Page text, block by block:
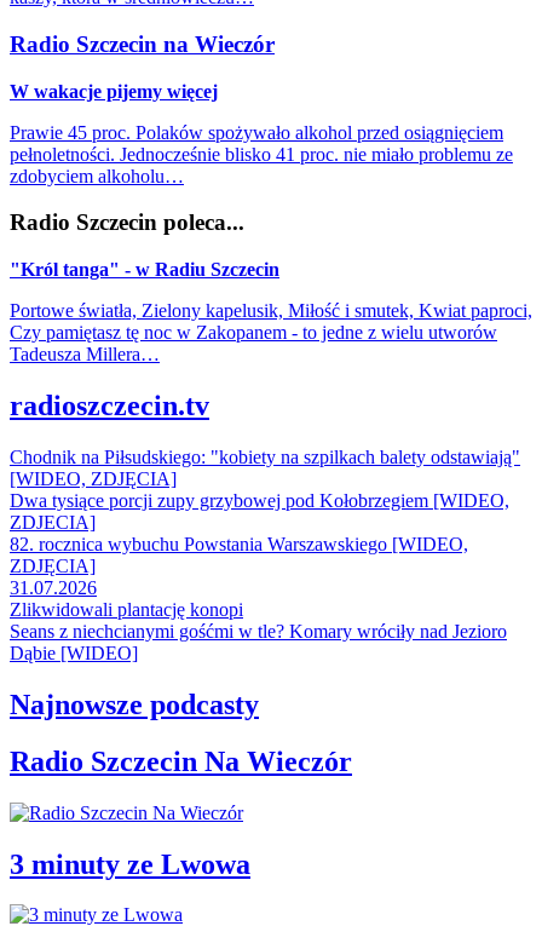
Radio Szczecin na Wieczór
W wakacje pijemy więcej
Prawie 45 proc. Polaków spożywało alkohol przed osiągnięciem
pełnoletności. Jednocześnie blisko 41 proc. nie miało problemu ze
zdobyciem alkoholu…
Radio Szczecin poleca...
"Król tanga" - w Radiu Szczecin
Portowe światła, Zielony kapelusik, Miłość i smutek, Kwiat paproci,
Czy pamiętasz tę noc w Zakopanem - to jedne z wielu utworów
Tadeusza Millera…
radioszczecin.tv
Chodnik na Piłsudskiego: "kobiety na szpilkach balety odstawiają"
[WIDEO, ZDJĘCIA]
Dwa tysiące porcji zupy grzybowej pod Kołobrzegiem [WIDEO,
ZDJECIA]
82. rocznica wybuchu Powstania Warszawskiego [WIDEO,
ZDJĘCIA]
31.07.2026
Zlikwidowali plantację konopi
Seans z niechcianymi gośćmi w tle? Komary wróciły nad Jezioro
Dąbie [WIDEO]
Najnowsze podcasty
Radio Szczecin Na Wieczór
3 minuty ze Lwowa